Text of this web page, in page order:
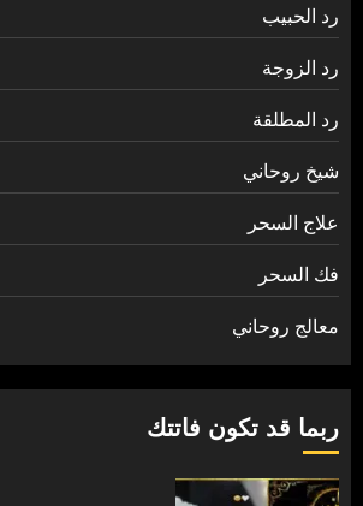
رد الحبيب
رد الزوجة
رد المطلقة
شيخ روحاني
علاج السحر
فك السحر
معالج روحاني
ربما قد تكون فاتتك